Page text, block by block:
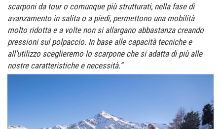
scarponi da tour o comunque più strutturati, nella fase di
avanzamento in salita o a piedi, permettono una mobilità
molto ridotta e a volte non si allargano abbastanza creando
pressioni sul polpaccio. In base alle capacità tecniche e
all’utilizzo sceglieremo lo scarpone che si adatta di più alle
nostre caratteristiche e necessità.”